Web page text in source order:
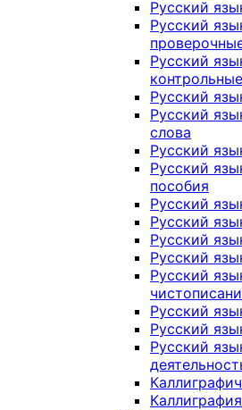
Русский
Русский
Русский
Русский
Русский
слова
Русский
Русский
пособия
Русский
Русский
Русский
Русский
Русский
Русский
Русский
Русский
Каллиграфия